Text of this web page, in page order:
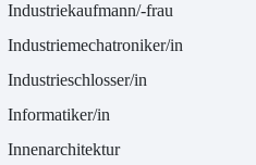
Industriekaufmann/-frau
Industriemechatroniker/in
Industrieschlosser/in
Informatiker/in
Innenarchitektur